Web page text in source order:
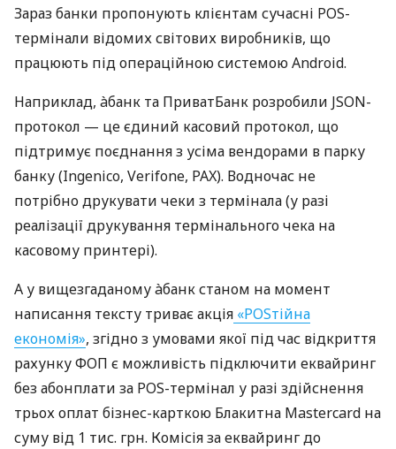
Зараз банки пропонують клієнтам сучасні POS-
термінали відомих світових виробників, що
працюють під операційною системою Android.
Наприклад, àбанк та ПриватБанк розробили JSON-
протокол — це єдиний касовий протокол, що
підтримує поєднання з усіма вендорами в парку
банку (Ingenico, Verifone, PAX). Водночас не
потрібно друкувати чеки з термінала (у разі
реалізації друкування термінального чека на
касовому принтері).
А у вищезгаданому àбанк станом на момент
написання тексту триває акція «POSтійна
економія», згідно з умовами якої під час відкриття
рахунку ФОП є можливість підключити еквайринг
без абонплати за POS-термінал у разі здійснення
трьох оплат бізнес-карткою Блакитна Mastercard на
суму від 1 тис. грн. Комісія за еквайринг до